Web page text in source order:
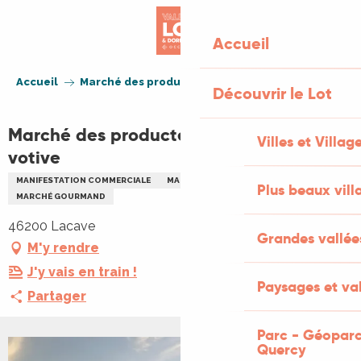
Accueil
Découvrir le Lot
Villes et
Plus beaux
Grandes
Paysages et
Parc -
Quercy
Accueil Marché des producteurs de la fête votive
Marché des producteurs de la fête
votive
MANIFESTATION COMMERCIALE
MARCHÉ THÉMATIQUE
MARCHÉ GOURMAND
46200 Lacave
M'y rendre
J'y vais en train !
Partager